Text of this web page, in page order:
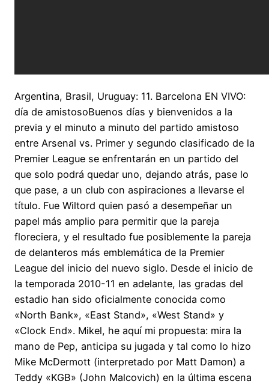
Argentina, Brasil, Uruguay: 11. Barcelona EN VIVO:
día de amistosoBuenos días y bienvenidos a la
previa y el minuto a minuto del partido amistoso
entre Arsenal vs. Primer y segundo clasificado de la
Premier League se enfrentarán en un partido del
que solo podrá quedar uno, dejando atrás, pase lo
que pase, a un club con aspiraciones a llevarse el
título. Fue Wiltord quien pasó a desempeñar un
papel más amplio para permitir que la pareja
floreciera, y el resultado fue posiblemente la pareja
de delanteros más emblemática de la Premier
League del inicio del nuevo siglo. Desde el inicio de
la temporada 2010-11 en adelante, las gradas del
estadio han sido oficialmente conocida como
«North Bank», «East Stand», «West Stand» y
«Clock End». Mikel, he aquí mi propuesta: mira la
mano de Pep, anticipa su jugada y tal como lo hizo
Mike McDermott (interpretado por Matt Damon) a
Teddy «KGB» (John Malcovich) en la última escena